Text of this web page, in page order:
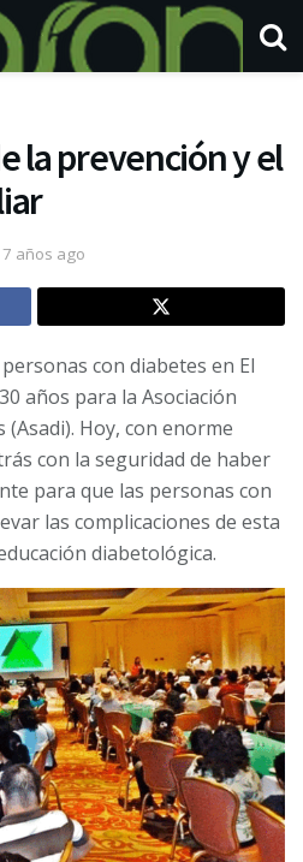
la prevención y el
7 años ago
con diabetes en El
años para la Asociación
Hoy, con enorme
con la seguridad de haber
para que las personas con
las complicaciones de esta
diabetológica.